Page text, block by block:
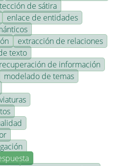
de sátira
enlace de entidades
extracción de relaciones
texto
recuperación de información
modelado de temas